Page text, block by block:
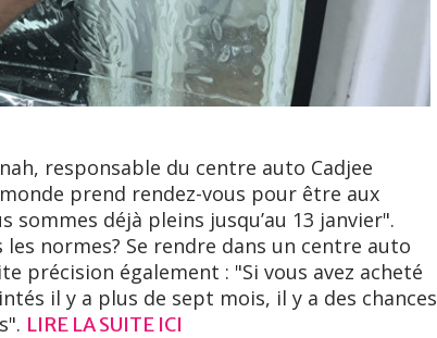
responsable du centre auto Cadjee
prend rendez-vous pour être aux
sommes déjà pleins jusqu’au 13 janvier".
normes? Se rendre dans un centre auto
précision également : "Si vous avez acheté
il y a plus de sept mois, il y a des chances
LIRE LA SUITE ICI